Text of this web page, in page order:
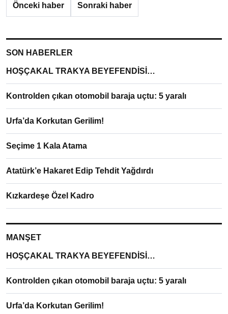
Önceki haber Sonraki haber
SON HABERLER
HOŞÇAKAL TRAKYA BEYEFENDİSİ…
Kontrolden çıkan otomobil baraja uçtu: 5 yaralı
Urfa’da Korkutan Gerilim!
Seçime 1 Kala Atama
Atatürk’e Hakaret Edip Tehdit Yağdırdı
Kızkardeşe Özel Kadro
MANŞET
HOŞÇAKAL TRAKYA BEYEFENDİSİ…
Kontrolden çıkan otomobil baraja uçtu: 5 yaralı
Urfa’da Korkutan Gerilim!